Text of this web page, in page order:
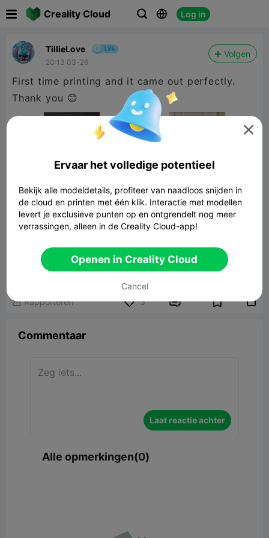
Creality Cloud   Log in
TillieLove
20:13 03-26
Volgen
First time printing and it came out perfectly.
Thank you 😊
fidget spiral
1.43MB Gerelateerd 3D -model
 Rapporteren 3  
Commentaar
Laat reactie achter
Alle opmerkingen(0)

Ervaar het volledige potentieel
Bekijk alle modeldetails, profiteer van naadloos snijden in
de cloud en printen met één klik. Interactie met modellen
levert je exclusieve punten op en ontgrendelt nog meer
verrassingen, alleen in de Creality Cloud-app!
Openen in Creality Cloud
Cancel